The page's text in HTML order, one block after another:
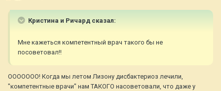
Кристина и Ричард сказал:
Мне кажеться компетентный врач такого бы не
посоветовал!!
ООООООО! Когда мы летом Лизону дисбактериоз лечили,
"компетентные врачи" нам ТАКОГО насоветовали, что даже у